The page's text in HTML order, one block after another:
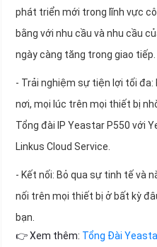
phát triển mới trong lĩnh vực
bằng với nhu cầu và nhu cầu
ngày càng tăng trong giao tiếp.
- Trải nghiệm sự tiện lợi tối
nơi, mọi lúc trên mọi thiết bị
Tổng đài IP Yeastar P550 với
Linkus Cloud Service.
- Kết nối: Bỏ qua sự tinh tế và
nối trên mọi thiết bị ở bất kỳ
bạn.
👉 Xem thêm: Tổng Đài